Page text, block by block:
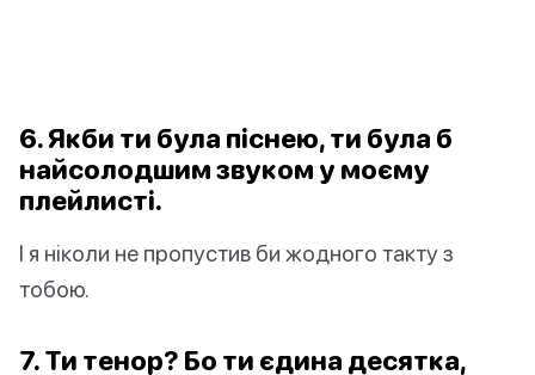
6. Якби ти була піснею, ти була б
найсолодшим звуком у моєму
плейлисті.
І я ніколи не пропустив би жодного такту з
тобою.
7. Ти тенор? Бо ти єдина десятка,